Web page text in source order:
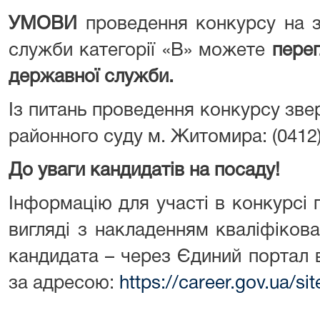
УМОВИ
проведення конкурсу на
служби категорії «В» можете
державної служби.
Із питань проведення конкурсу
районного суду м. Житомира:
До уваги кандидатів на посаду!
Інформацію для участі в
вигляді з накладенням
кандидата – через Єдиний портал
за адресою: https://career.gov.ua/